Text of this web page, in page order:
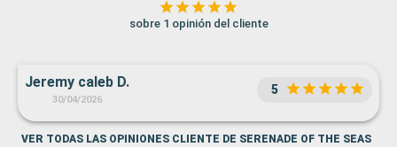
sobre 1 opinión del cliente
Jeremy caleb D.
30/04/2026
5
VER TODAS LAS OPINIONES CLIENTE DE SERENADE OF THE SEAS